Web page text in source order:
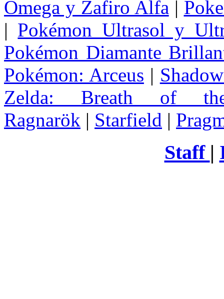
Omega y Zafiro Alfa |
| Pokémon Ultrasol y
Pokémon Diamante
Pokémon: Arceus |
Zelda: Breath of
Ragnarök | Starfield |
Staff |